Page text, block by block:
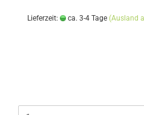
Lieferzeit: ca. 3-4 Tage (Ausland